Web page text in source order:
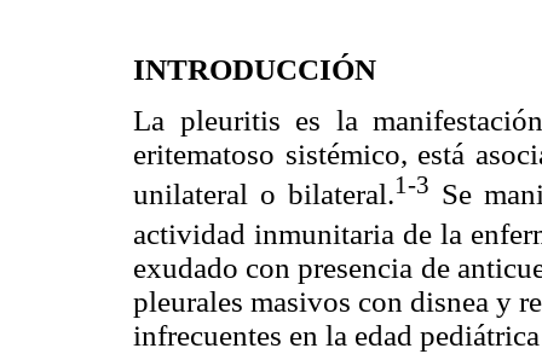
INTRODUCCIÓN
La pleuritis es la
eritematoso sistémico, está
unilateral o bilateral.1-3 Se
actividad inmunitaria de la
exudado con presencia de
pleurales masivos con disnea y
infrecuentes en la edad